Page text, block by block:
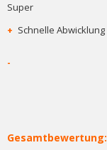
Super
+ Schnelle Abwicklung
-
Gesamtbewertung: